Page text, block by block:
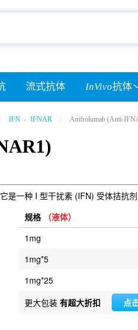
流式抗体 InVivo抗体
IFN - IFNAR Anifrolumab (Anti-
一种 I 型干扰素 (IFN) 受体拮抗
规格 （液体）
1mg
1mg*5
1mg*25
更大包装 有超大折扣 点